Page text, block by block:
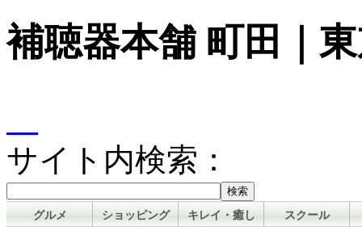
補聴器本舗 町田｜
サイト内検索：
グルメ ショッピング キレイ・癒し スクール